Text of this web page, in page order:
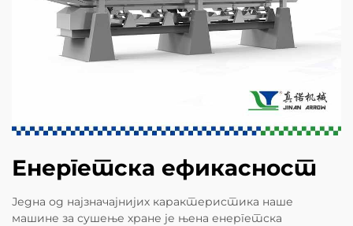
Енергетска ефикасност
Једна од најзначајнијих карактеристика наше
машине за сушење хране је њена енергетска